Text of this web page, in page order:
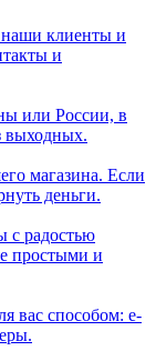
клиенты и
и
или России, в
выходных.
магазина. Если
деньги.
с радостью
простыми и
вас способом: e-